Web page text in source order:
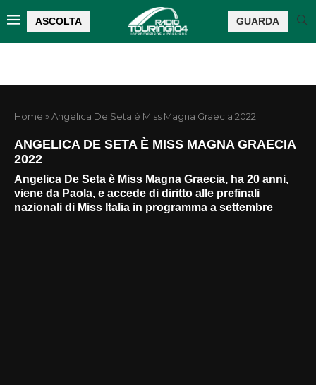
ASCOLTA GUARDA
Home »Angelica De Seta è Miss Magna Graecia 2022
ANGELICA DE SETA È MISS MAGNA GRAECIA
2022
Angelica De Seta è Miss Magna Graecia, ha 20 anni,
viene da Paola, e accede di diritto alle prefinali
nazionali di Miss Italia in programma a settembre